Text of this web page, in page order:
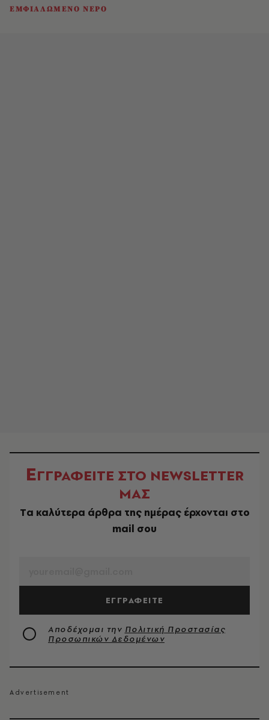
ΕΜΦΙΑΛΩΜΕΝΟ ΝΕΡΟ
ΕΓΓΡΑΦΕΙΤΕ ΣΤΟ NEWSLETTER
ΜΑΣ
Tα καλύτερα άρθρα της ημέρας έρχονται στο
mail σου
ΕΓΓΡΑΦΕΙΤΕ
Αποδέχομαι την Πολιτική Προστασίας
Προσωπικών Δεδομένων